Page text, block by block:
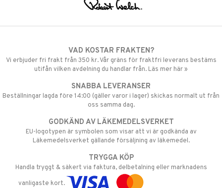
VAD KOSTAR FRAKTEN?
Vi erbjuder fri frakt från 350 kr. Vår gräns för fraktfri leverans bestäms
utifån vilken avdelning du handlar från. Läs mer här »
SNABBA LEVERANSER
Beställningar lagda före 14:00 (gäller varor i lager) skickas normalt ut från
oss samma dag.
GODKÄND AV LÄKEMEDELSVERKET
EU-logotypen är symbolen som visar att vi är godkända av
Läkemedelsverket gällande försäljning av läkemedel.
TRYGGA KÖP
Handla tryggt & säkert via faktura, delbetalning eller marknadens
vanligaste kort.